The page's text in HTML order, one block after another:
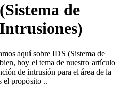
de
aquí sobre IDS (Sistema de
hoy el tema de nuestro artículo
de intrusión para el área de la
el propósito ..